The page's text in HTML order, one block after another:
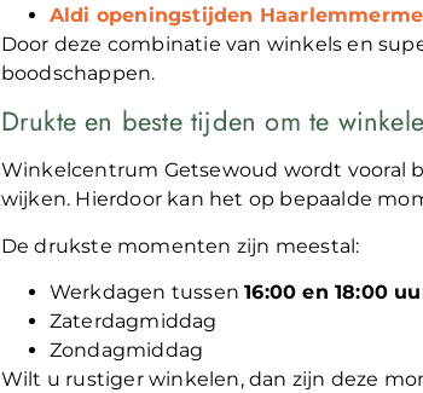
Aldi openingstijden
Door deze combinatie van winkels en
boodschappen.
Drukte en beste tijden om te
Winkelcentrum Getsewoud wordt vooral
wijken. Hierdoor kan het op bepaalde
De drukste momenten zijn meestal:
Werkdagen tussen16:00 en 18:00
Zaterdagmiddag
Zondagmiddag
Wilt u rustiger winkelen, dan zijn deze